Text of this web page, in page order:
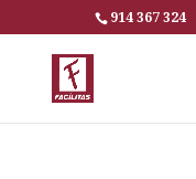
914 367 324